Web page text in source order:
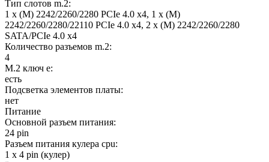
Тип слотов m.2:
1 x (M) 2242/2260/2280 PCIe 4.0 x4, 1 x (M)
2242/2260/2280/22110 PCIe 4.0 x4, 2 x (M) 2242/2260/2280
SATA/PCIe 4.0 x4
Количество разъемов m.2:
4
M.2 ключ e:
есть
Подсветка элементов платы:
нет
Питание
Основной разъем питания:
24 pin
Разъем питания кулера cpu:
1 x 4 pin (кулер)